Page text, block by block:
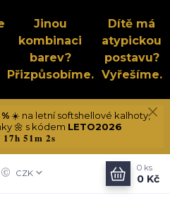
Jinou
kombinaci
barev?
Přizpůsobíme.
Dítě má
atypickou
postavu?
Vyřešíme.
☀️ na letní softshellové kalhoty,
🌼 s kódem LETO2026
51m 2s
CZK
0 ks
0 Kč